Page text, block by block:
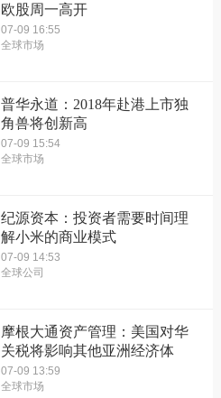
欧股周一高开
07-09 16:55
全球市场
普华永道：2018年赴港上市独
角兽将创新高
07-09 15:54
全球市场
纪源资本：投资者需要时间理
解小米的商业模式
07-09 14:53
全球公司
摩根大通资产管理：美国对华
关税将影响其他亚洲经济体
07-09 13:59
全球市场